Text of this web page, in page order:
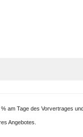
am Tage des Vorvertrages
Angebotes.